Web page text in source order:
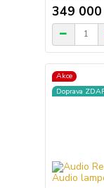
349 000
Akce
Doprava